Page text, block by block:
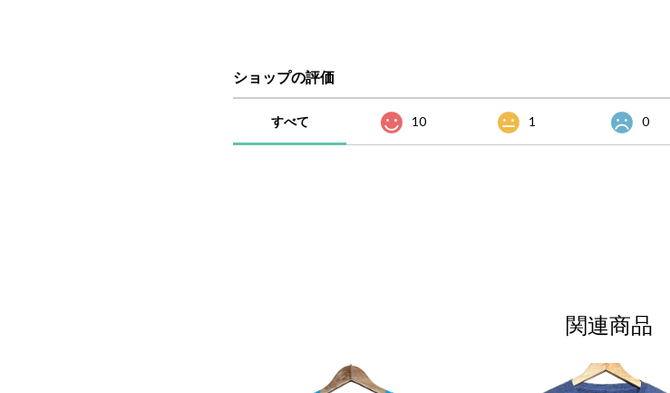
ショップの評価
すべて 10 1 0
関連商品